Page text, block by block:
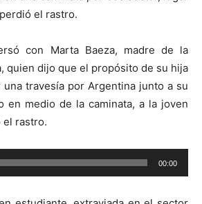
el rastro.
con Marta Baeza, madre de la
quien dijo que el propósito de su hija
travesía por Argentina junto a su
en medio de la caminata, a la joven
el rastro.
00:00